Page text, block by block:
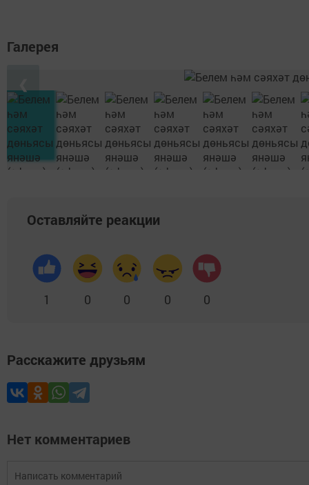
Галерея
Оставляйте реакции
1 0 0 0 0
Расскажите друзьям
Нет комментариев